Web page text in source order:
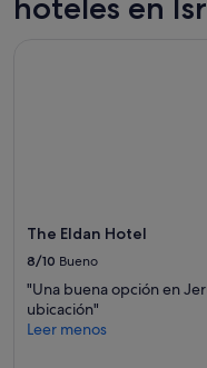
y
condiciones
adicionales.
The Eldan Hotel
8/10 Bueno
"Una buena opción en
ubicación"
Leer menos